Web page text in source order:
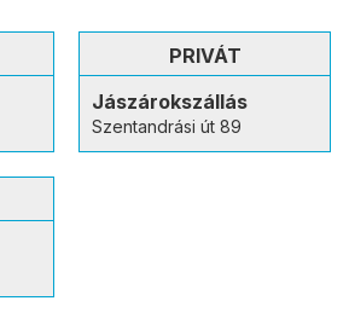
PRIVÁT
Jászárokszállás
Szentandrási út 89